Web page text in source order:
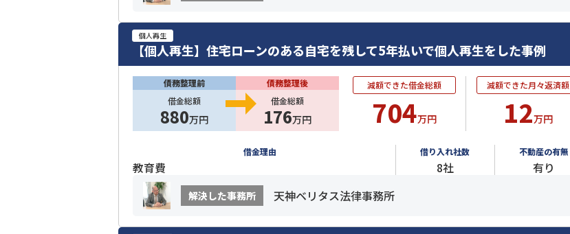
個人再生
【個人再生】住宅ローンのある自宅を残して5年払いで個人再生をした事例
債務整理前
借金総額
880万円
債務整理後
借金総額
176万円
減額できた借金総額
704万円
減額できた月々返済額
12万円
借金理由
教育費
借り入れ社数
8社
不動産の有無
有り
解決した事務所 天神ベリタス法律事務所